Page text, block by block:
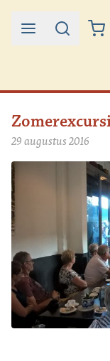
Ga naar de inhoud
29 augustus 2016